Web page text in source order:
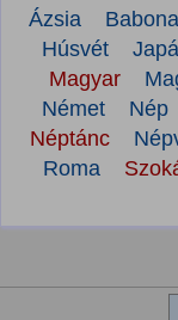
Ázsia Babona
Húsvét
Magyar
Német
Nép
Néptánc
Roma